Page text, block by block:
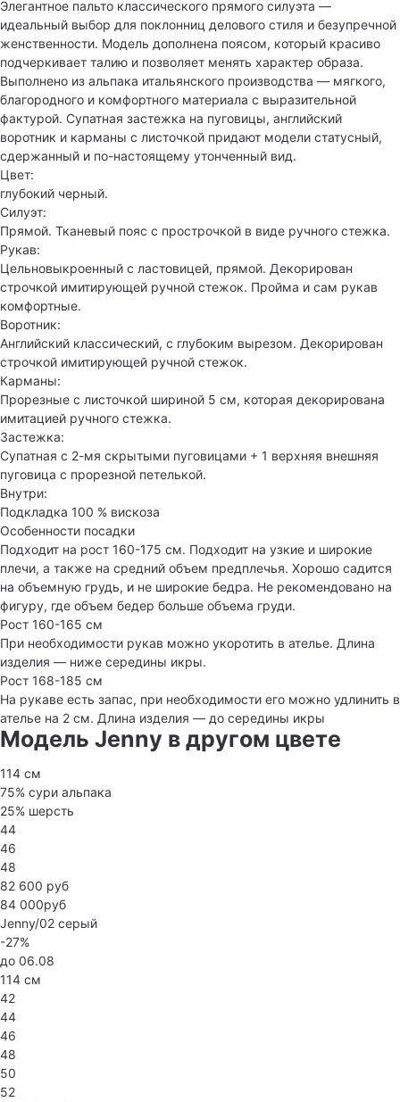
Элегантное пальто классического прямого силуэта —
идеальный выбор для поклонниц делового стиля и безупречной
женственности. Модель дополнена поясом, который красиво
подчеркивает талию и позволяет менять характер образа.
Выполнено из альпака итальянского производства — мягкого,
благородного и комфортного материала с выразительной
фактурой. Супатная застежка на пуговицы, английский
воротник и карманы с листочкой придают модели статусный,
сдержанный и по-настоящему утонченный вид.
Цвет:
глубокий черный.
Силуэт:
Прямой. Тканевый пояс с прострочкой в виде ручного стежка.
Рукав:
Цельновыкроенный с ластовицей, прямой. Декорирован
строчкой имитирующей ручной стежок. Пройма и сам рукав
комфортные.
Воротник:
Английский классический, с глубоким вырезом. Декорирован
строчкой имитирующей ручной стежок.
Карманы:
Прорезные с листочкой шириной 5 см, которая декорирована
имитацией ручного стежка.
Застежка:
Супатная с 2-мя скрытыми пуговицами + 1 верхняя внешняя
пуговица с прорезной петелькой.
Внутри:
Подкладка 100 % вискоза
Особенности посадки
Подходит на рост 160-175 см. Подходит на узкие и широкие
плечи, а также на средний объем предплечья. Хорошо садится
на объемную грудь, и не широкие бедра. Не рекомендовано на
фигуру, где объем бедер больше объема груди.
Рост 160-165 см
При необходимости рукав можно укоротить в ателье. Длина
изделия — ниже середины икры.
Рост 168-185 см
На рукаве есть запас, при необходимости его можно удлинить в
ателье на 2 см. Длина изделия — до середины икры
Модель Jenny в другом цвете
114 см
75% сури альпака
25% шерсть
44
46
48
82 600 руб
84 000руб
Jenny/02 серый
-27%
до 06.08
114 см
42
44
46
48
50
52